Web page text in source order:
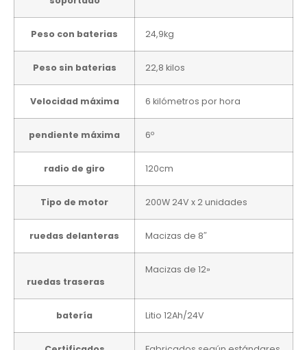
Peso con baterias 24,9kg
Peso sin baterias 22,8 kilos
Velocidad máxima 6 kilómetros por hora
pendiente máxima 6º
radio de giro 120cm
Tipo de motor 200W 24V x 2 unidades
ruedas delanteras Macizas de 8″
ruedas traseras
Macizas de 12»
batería Litio 12Ah/24V